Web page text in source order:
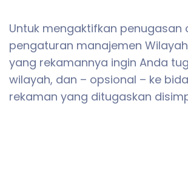
Untuk mengaktifkan penugasan
pengaturan manajemen
yang rekamannya ingin Anda
wilayah, dan – opsional – ke
rekaman yang ditugaskan